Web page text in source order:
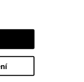
Partneři tyto
používáte jejich
úložišť, IP
webu. Svůj souhlas